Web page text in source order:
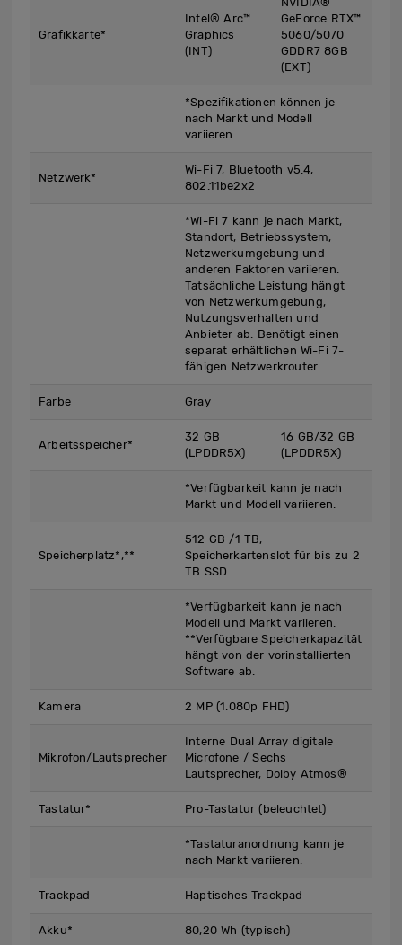
Grafikkarte*
Intel® Arc™
Graphics
(INT)
GeForce RTX™
5060/5070
GDDR7 8GB
(EXT)
*Spezifikationen können je
nach Markt und Modell
variieren.
Netzwerk*
Wi-Fi 7, Bluetooth v5.4,
802.11be2x2
*Wi-Fi 7 kann je nach Markt,
Standort, Betriebssystem,
Netzwerkumgebung und
anderen Faktoren variieren.
Tatsächliche Leistung hängt
von Netzwerkumgebung,
Nutzungsverhalten und
Anbieter ab. Benötigt einen
separat erhältlichen Wi-Fi 7-
fähigen Netzwerkrouter.
Farbe Gray
Arbeitsspeicher*
32 GB
(LPDDR5X)
16 GB/32 GB
(LPDDR5X)
*Verfügbarkeit kann je nach
Markt und Modell variieren.
Speicherplatz*,**
512 GB /1 TB,
Speicherkartenslot für bis zu 2
TB SSD
*Verfügbarkeit kann je nach
Modell und Markt variieren.
**Verfügbare Speicherkapazität
hängt von der vorinstallierten
Software ab.
Kamera 2 MP (1.080p FHD)
Mikrofon/Lautsprecher
Interne Dual Array digitale
Microfone / Sechs
Lautsprecher, Dolby Atmos®
Tastatur* Pro-Tastatur (beleuchtet)
*Tastaturanordnung kann je
nach Markt variieren.
Trackpad Haptisches Trackpad
Akku* 80,20 Wh (typisch)